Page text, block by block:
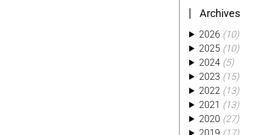
Hack (3)
Kobo (3)
Kwirk (3)
Migration (3)
Octoprint (3)
Photo (3)
Php (3)
Piwik (3)
Python (3)
Archives
2026 (10)
2025 (10)
2024 (5)
2023 (15)
2022 (13)
2021 (13)
2020 (27)